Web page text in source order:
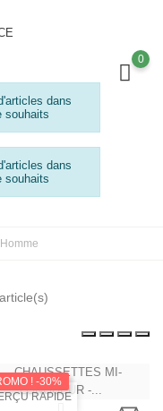
dans
souhaits
dans
souhaits
0
RAPIDE
! -30%